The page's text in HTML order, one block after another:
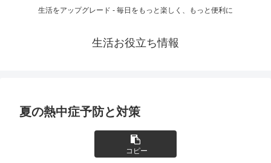
生活をアップグレード - 毎日をもっと楽しく、もっと便利に
生活お役立ち情報
夏の熱中症予防と対策
コピー